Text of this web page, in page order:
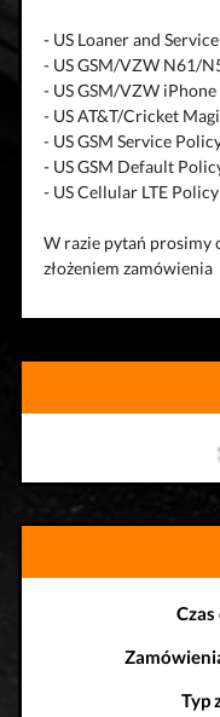
- US Loaner and
- US GSM/VZW N61/
- US GSM/VZW
- US AT&T/Cricket
- US GSM Service
- US GSM Default
- US Cellular LTE Policy
W razie pytań prosimy
złożeniem zamówienia
Typ